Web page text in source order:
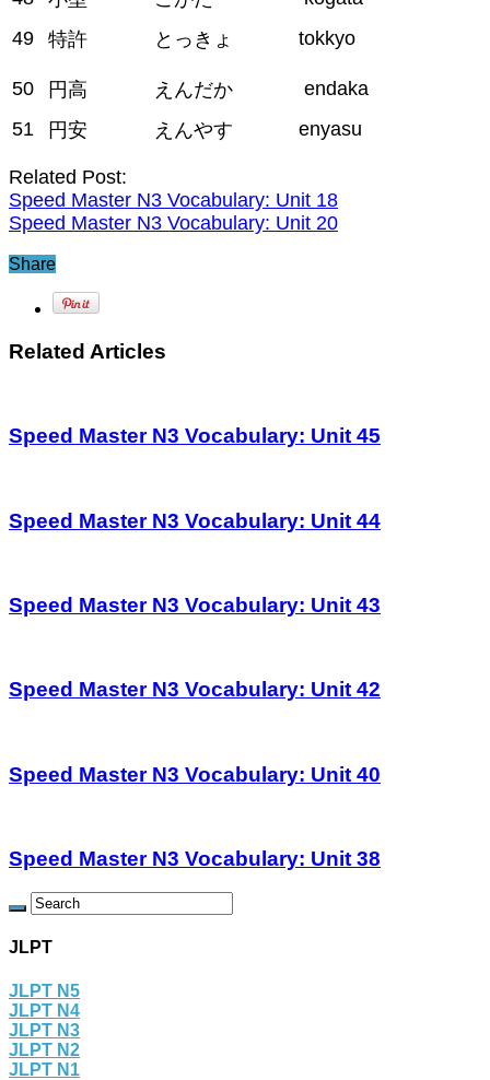
49
特許 とっきょ tokkyo
50 円高 えんだか
endaka
51
円安 えんやす enyasu
Related Post:
Speed Master N3 Vocabulary: Unit 18
Speed Master N3 Vocabulary: Unit 20
Share
Related Articles
Speed Master N3 Vocabulary: Unit 45
Speed Master N3 Vocabulary: Unit 44
Speed Master N3 Vocabulary: Unit 43
Speed Master N3 Vocabulary: Unit 42
Speed Master N3 Vocabulary: Unit 40
Speed Master N3 Vocabulary: Unit 38
JLPT
JLPT N5
JLPT N4
JLPT N3
JLPT N2
JLPT N1